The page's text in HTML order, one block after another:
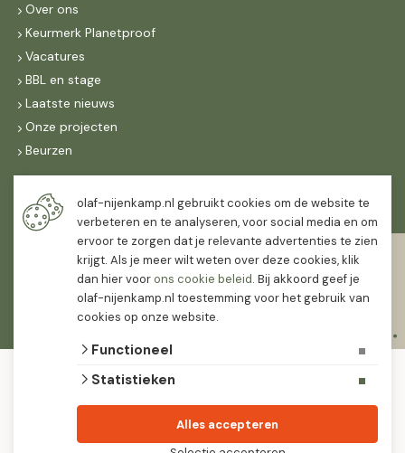
Over ons
Keurmerk Planetproof
Vacatures
BBL en stage
Laatste nieuws
Onze projecten
Beurzen
Maandag t/m vrijdag
07:30-
16:30
12:00
algemene voorwaarden
leveranciers die leveren met keurmerk.
olaf-nijenkamp.nl gebruikt cookies om de website te
verbeteren en te analyseren, voor social media en om
ervoor te zorgen dat je relevante advertenties te zien
krijgt. Als je meer wilt weten over deze cookies, klik
dan hier voorons cookie beleid. Bij akkoord geef je
olaf-nijenkamp.nl toestemming voor het gebruik van
cookies op onze website.
Functioneel
Statistieken
Alles accepteren